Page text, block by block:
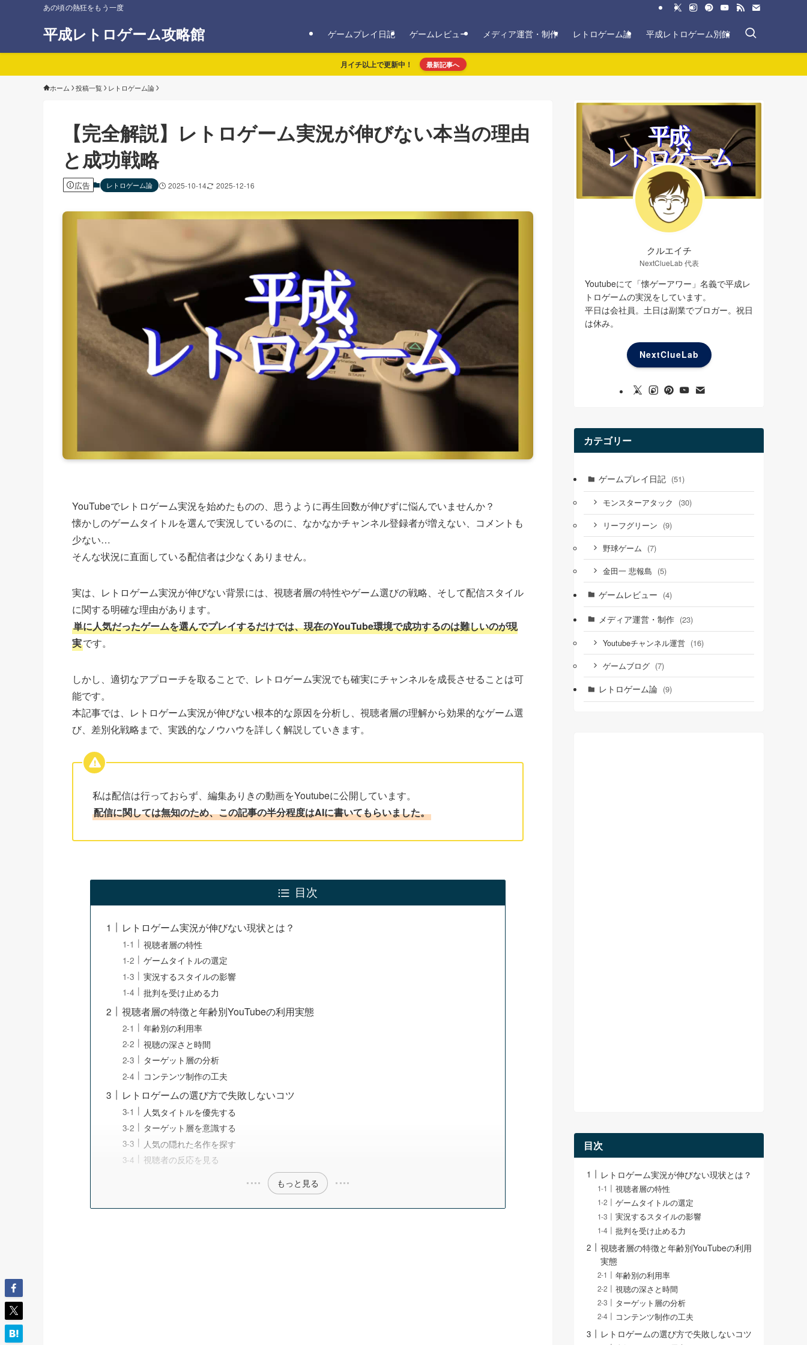
あの頃の熱狂をもう一度
平成レトロゲーム攻略館 ゲームプレイ日記 ゲームレビュー メディア運営・制作 レトロゲーム論 平成レトロゲーム別館
月イチ以上で更新中！ 最新記事へ
ホーム 投稿一覧 レトロゲーム論
【完全解説】レトロゲーム実況が伸びない本当の理由
と成功戦略
広告 レトロゲーム論 2025-10-14 2025-12-16
YouTubeでレトロゲーム実況を始めたものの、思うように再生回数が伸びずに悩んでいませんか？
懐かしのゲームタイトルを選んで実況しているのに、なかなかチャンネル登録者が増えない、コメントも
少ない…
そんな状況に直面している配信者は少なくありません。
実は、レトロゲーム実況が伸びない背景には、視聴者層の特性やゲーム選びの戦略、そして配信スタイル
に関する明確な理由があります。
単に人気だったゲームを選んでプレイするだけでは、現在のYouTube環境で成功するのは難しいのが現
実です。
しかし、適切なアプローチを取ることで、レトロゲーム実況でも確実にチャンネルを成長させることは可
能です。
本記事では、レトロゲーム実況が伸びない根本的な原因を分析し、視聴者層の理解から効果的なゲーム選
び、差別化戦略まで、実践的なノウハウを詳しく解説していきます。
私は配信は行っておらず、編集ありきの動画をYoutubeに公開しています。
配信に関しては無知のため、この記事の半分程度はAIに書いてもらいました。
目次
レトロゲーム実況が伸びない現状とは？
視聴者層の特性
ゲームタイトルの選定
実況するスタイルの影響
批判を受け止める力
視聴者層の特徴と年齢別YouTubeの利用実態
年齢別の利用率
視聴の深さと時間
ターゲット層の分析
コンテンツ制作の工夫
レトロゲームの選び方で失敗しないコツ
人気タイトルを優先する
ターゲット層を意識する
人気の隠れた名作を探す
視聴者の反応を見る
もっと見る
クルエイチ
NextClueLab 代表
Youtubeにて「懐ゲーアワー」名義で平成レ
トロゲームの実況をしています。
平日は会社員。土日は副業でブロガー。祝日
は休み。
NextClueLab
カテゴリー
ゲームプレイ日記 (51)
モンスターアタック (30)
リーフグリーン (9)
野球ゲーム (7)
金田一 悲報島 (5)
ゲームレビュー (4)
メディア運営・制作 (23)
Youtubeチャンネル運営 (16)
ゲームブログ (7)
レトロゲーム論 (9)
目次
レトロゲーム実況が伸びない現状とは？
視聴者層の特性
ゲームタイトルの選定
実況するスタイルの影響
批判を受け止める力
視聴者層の特徴と年齢別YouTubeの利用
実態
年齢別の利用率
視聴の深さと時間
ターゲット層の分析
コンテンツ制作の工夫
レトロゲームの選び方で失敗しないコツ